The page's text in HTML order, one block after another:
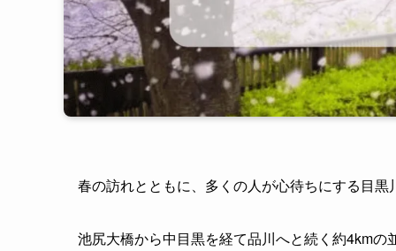
春の訪れとともに、多くの人が心待ちにする目黒
池尻大橋から中目黒を経て品川へと続く約4km